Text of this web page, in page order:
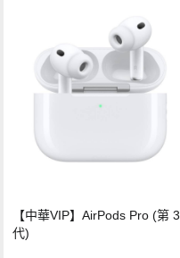
【中華VIP】AirPods Pro (第 3
代)